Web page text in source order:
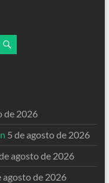
de 2026
5 de agosto de 2026
agosto de 2026
agosto de 2026